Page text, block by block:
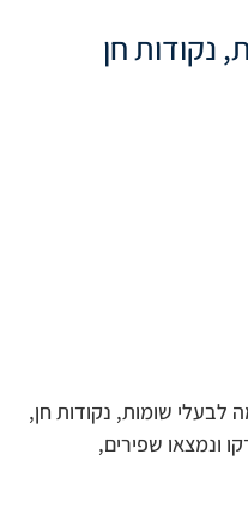
נקודות חן
לבעלי שומות, נקודות חן,
ונמצאו שפירים,